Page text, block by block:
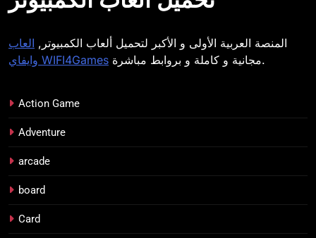
المنصة العربية الأولى و الأكبر لتحميل ألعاب الكمبيوتر, العاب
وايفاي WIFI4Games
مجانية و كاملة و بروابط مباشرة.
Action Game
Adventure
arcade
board
Card